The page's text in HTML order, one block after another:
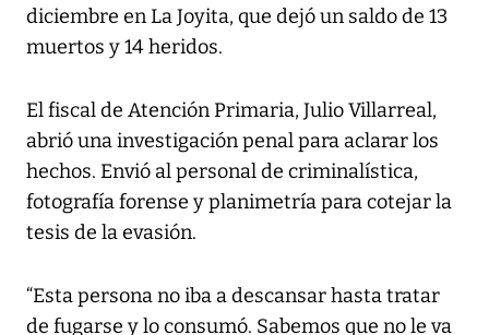
diciembre en La Joyita, que dejó un saldo de 13
muertos y 14 heridos.
El fiscal de Atención Primaria, Julio Villarreal,
abrió una investigación penal para aclarar los
hechos. Envió al personal de criminalística,
fotografía forense y planimetría para cotejar la
tesis de la evasión.
“Esta persona no iba a descansar hasta tratar
de fugarse y lo consumó. Sabemos que no le va